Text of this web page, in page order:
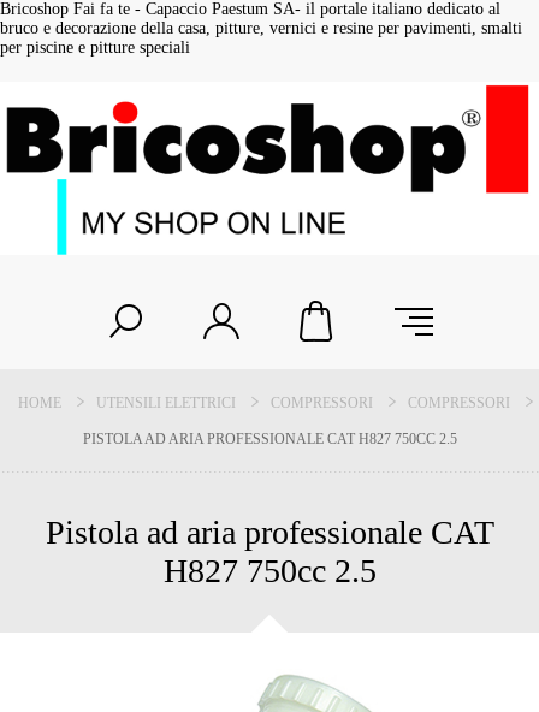
Bricoshop Fai fa te - Capaccio Paestum SA- il portale italiano dedicato al
bruco e decorazione della casa, pitture, vernici e resine per pavimenti, smalti
per piscine e pitture speciali
HOME UTENSILI ELETTRICI COMPRESSORI COMPRESSORI
PISTOLA AD ARIA PROFESSIONALE CAT H827 750CC 2.5
Pistola ad aria professionale CAT
H827 750cc 2.5